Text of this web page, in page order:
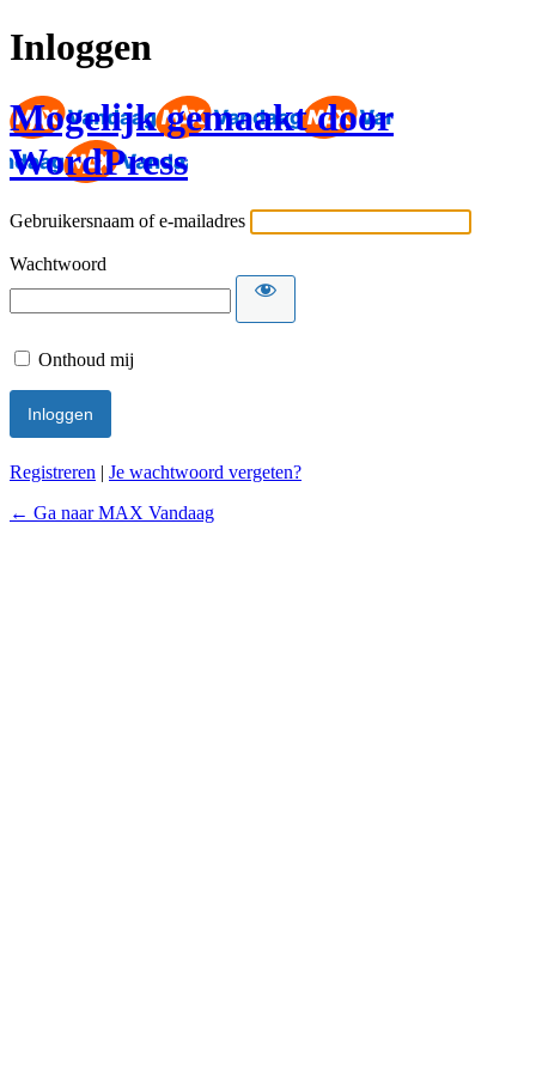
Inloggen
Mogelijk gemaakt door
WordPress
Gebruikersnaam of e-mailadres
Wachtwoord
Onthoud mij
Registreren | Je wachtwoord vergeten?
← Ga naar MAX Vandaag